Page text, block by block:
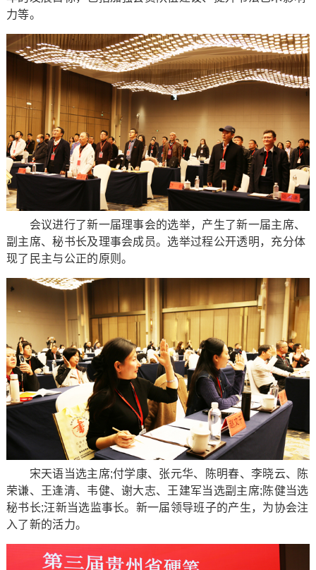
力等。
会议进行了新一届理事会的选举，产生了新一届主席、
副主席、秘书长及理事会成员。选举过程公开透明，充分体
现了民主与公正的原则。
宋天语当选主席;付学康、张元华、陈明春、李晓云、陈
荣谦、王逢清、韦健、谢大志、王建军当选副主席;陈健当选
秘书长;汪新当选监事长。新一届领导班子的产生，为协会注
入了新的活力。